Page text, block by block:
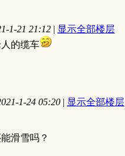
1-21 21:12 | 显示全部楼层
的缆车
1-24 05:20 | 显示全部楼层
滑雪吗？